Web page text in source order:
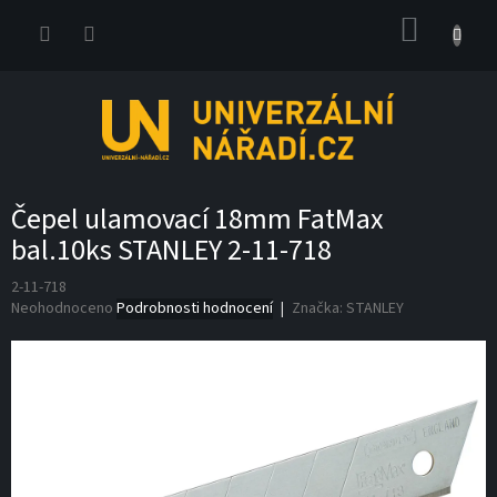
Čepel ulamovací 18mm FatMax
bal.10ks STANLEY 2-11-718
2-11-718
Průměrné
Neohodnoceno Podrobnosti hodnocení Značka: STANLEY